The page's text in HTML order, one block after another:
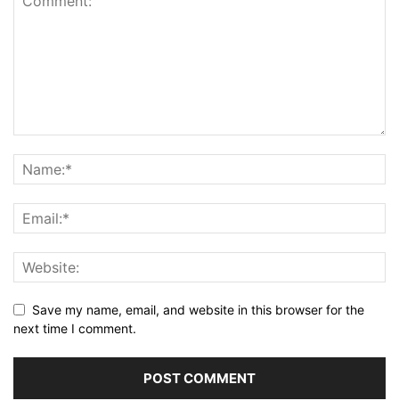
Save my name, email, and website in this browser for the
next time I comment.